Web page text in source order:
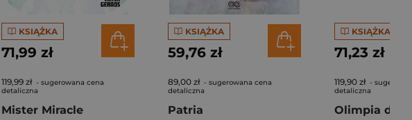
KSIĄŻKA
71,99 zł
119,99 zł - sugerowana cena
detaliczna
Mister Miracle
KSIĄŻKA
59,76 zł
89,00 zł - sugerowana cena
detaliczna
Patria
KSIĄŻKA
71,23 zł
119,90 zł -
detaliczna
Olimpia de